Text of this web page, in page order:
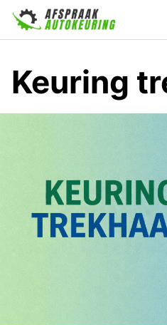
Skip
content
Keuring